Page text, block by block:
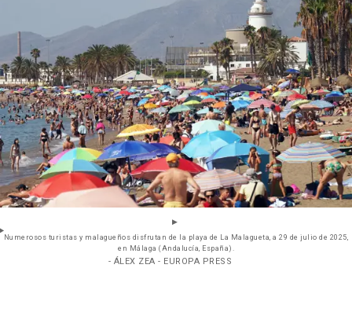
Numerosos turistas y malagueños disfrutan de la playa de La Malagueta, a 29 de julio de 2025,
en Málaga (Andalucía, España).
- ÁLEX ZEA - EUROPA PRESS